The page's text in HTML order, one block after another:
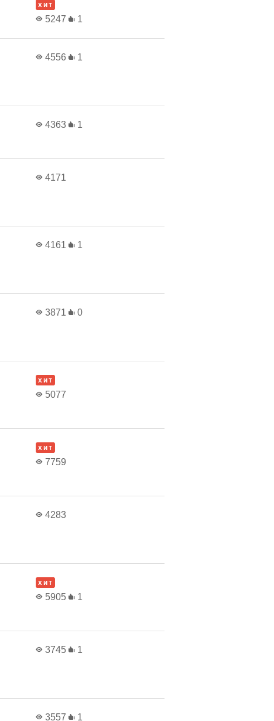
хит
5247 1
4556 1
4363 1
4171
4161 1
3871 0
хит
5077
хит
7759
4283
хит
5905 1
3745 1
3557 1